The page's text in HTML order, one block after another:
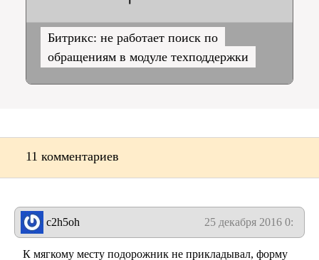
Битрикс: не работает поиск по
обращениям в модуле техподдержки
11 комментариев
c2h5oh 25 декабря 2016 0:35
К мягкому месту подорожник не прикладывал, форму